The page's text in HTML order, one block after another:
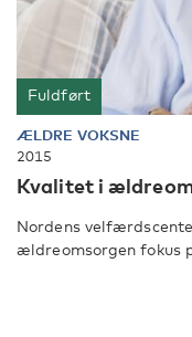
Fuldført
ÆLDRE VOKSNE
2015
Kvalitet i
Nordens
ældreomsorgen fokus